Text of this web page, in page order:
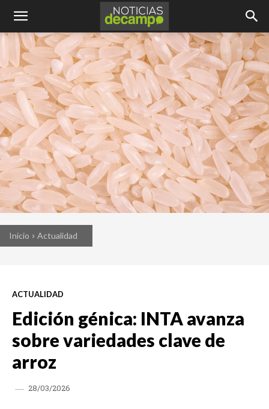
Inicio Actualidad
ACTUALIDAD
Edición génica: INTA avanza
sobre variedades clave de
arroz
28/03/2026